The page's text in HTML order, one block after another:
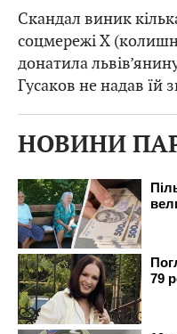
Скандал виник
соцмережі Х
донатила
Гусаков не надав їй
НОВИНИ